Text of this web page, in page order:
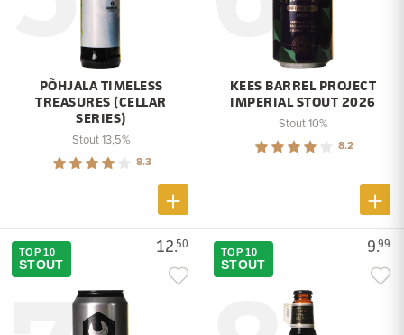
PÕHJALA TIMELESS
TREASURES (CELLAR
SERIES)
Stout 13,5%
8.3
KEES BARREL PROJECT
IMPERIAL STOUT 2026
Stout 10%
8.2
12.50
TOP 10
STOUT
9.99
TOP 10
STOUT